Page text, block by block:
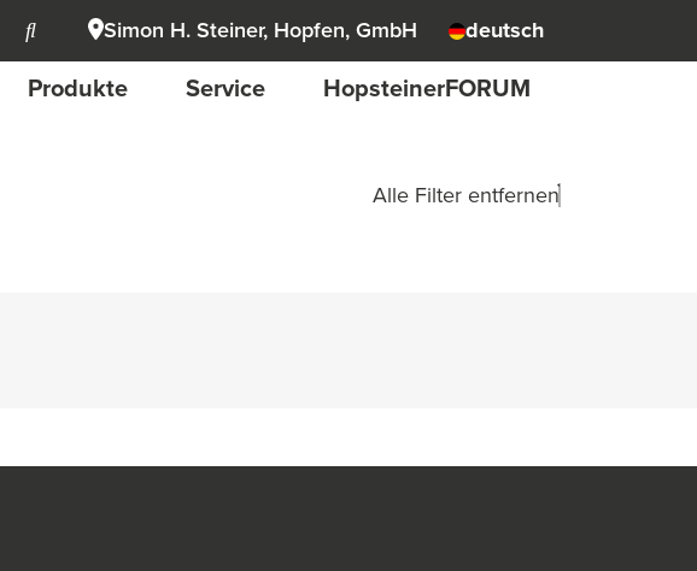
Simon H. Steiner, Hopfen, GmbH deutsch
Produkte Service HopsteinerFORUM
Alle Filter entfernen